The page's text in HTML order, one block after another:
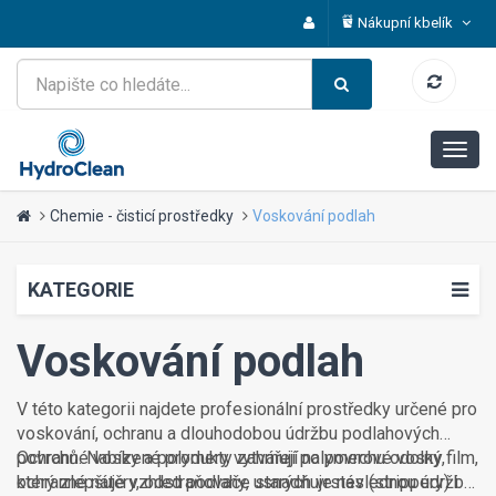
Nákupní kbelík
Chemie - čisticí prostředky Voskování podlah
KATEGORIE
Voskování podlah
V této kategorii najdete profesionální prostředky určené pro
voskování, ochranu a dlouhodobou údržbu podlahových
povrchů. Nabízené produkty zahrnují polymerové vosky,
ochranné nátěry, odstraňovače starých vrstev (strippery) i
Ochranné vosky a polymery vytvářejí na povrchu odolný film,
který zlepšuje vzhled podlahy, usnadňuje následnou údržbu